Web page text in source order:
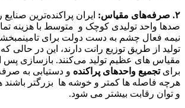
۲. صرفه‌های مقیاس: ایران پراکنده‌ترین
صدها واحد تولیدی کوچک و متوسط با هزینه
نیمه فعال چشم به دست دولت برای
تولید از طریق توزیع رانت دارند، این در حالی
مقیاس های عظیم تولید می‌کنند. بازسازی
برایتجمیع واحدهای پراکنده و دستیابی به
هرچه فاصله ها کمتر و خوشه ها بزرگتر باشند
و توان رقابت بیشتر می شود.